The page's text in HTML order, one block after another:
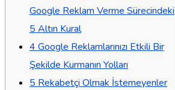
Google Reklam Verme Sürecindeki
5 Altın Kural
4 Google Reklamlarınızı Etkili Bir
Şekilde Kurmanın Yolları
5 Rekabetçi Olmak İstemeyenler